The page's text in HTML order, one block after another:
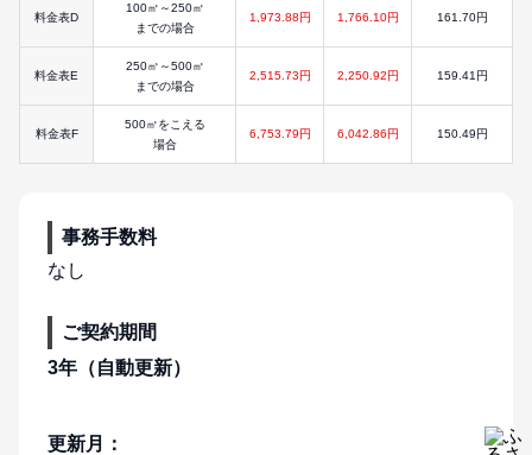
料金表D
100㎥～250㎥
までの場合
1,973.88円 1,766.10円 161.70円
料金表E
250㎥～500㎥
までの場合
2,515.73円 2,250.92円 159.41円
料金表F
500㎥をこえる
場合
6,753.79円 6,042.86円 150.49円
事務手数料
なし
ご契約期間
3年（自動更新）
更新月：